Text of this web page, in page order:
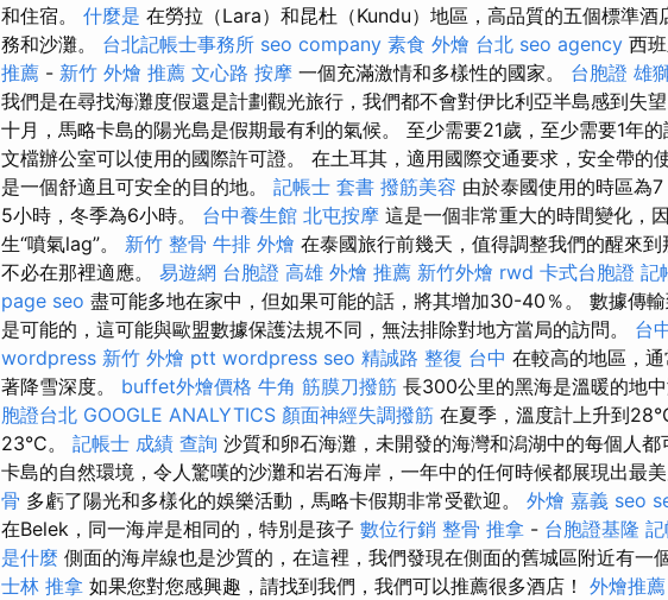
和住宿。 什麼是 在勞拉（Lara）和昆杜（Kundu）地區，高品質的五個標準酒
務和沙灘。 台北記帳士事務所 seo company 素食 外燴 台北 seo agency 西
推薦 - 新竹 外燴 推薦 文心路 按摩 一個充滿激情和多樣性的國家。 台胞證 雄
我們是在尋找海灘度假還是計劃觀光旅行，我們都不會對伊比利亞半島感到失望
十月，馬略卡島的陽光島是假期最有利的氣候。 至少需要21歲，至少需要1年
文檔辦公室可以使用的國際許可證。 在土耳其，適用國際交通要求，安全帶的
是一個舒適且可安全的目的地。 記帳士 套書 撥筋美容 由於泰國使用的時區為
5小時，冬季為6小時。 台中養生館 北屯按摩 這是一個非常重大的時間變化，
生“噴氣lag”。 新竹 整骨 牛排 外燴 在泰國旅行前幾天，值得調整我們的醒來
不必在那裡適應。 易遊網 台胞證 高雄 外燴 推薦 新竹外燴 rwd 卡式台胞證 記
page seo 盡可能多地在家中，但如果可能的話，將其增加30-40％。 數據傳
是可能的，這可能與歐盟數據保護法規不同，無法排除對地方當局的訪問。 台
wordpress 新竹 外燴 ptt wordpress seo 精誠路 整復 台中 在較高的地區，
著降雪深度。 buffet外燴價格 牛角 筋膜刀撥筋 長300公里的黑海是溫暖的地中
胞證台北 GOOGLE ANALYTICS 顏面神經失調撥筋 在夏季，溫度計上升到
23°C。 記帳士 成績 查詢 沙質和卵石海灘，未開發的海灣和潟湖中的每個人
卡島的自然環境，令人驚嘆的沙灘和岩石海岸，一年中的任何時候都展現出最美
骨 多虧了陽光和多樣化的娛樂活動，馬略卡假期非常受歡迎。 外燴 嘉義 seo
在Belek，同一海岸是相同的，特別是孩子 數位行銷 整骨 推拿 - 台胞證基隆
是什麼 側面的海岸線也是沙質的，在這裡，我們發現在側面的舊城區附近有一
士林 推拿 如果您對您感興趣，請找到我們，我們可以推薦很多酒店！ 外燴推薦